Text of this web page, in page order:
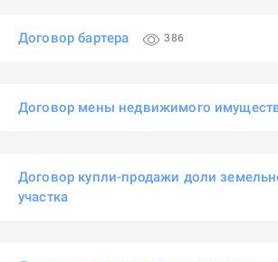
Договор бартера 386
Договор мены недвижимого
Договор купли-продажи доли
участка